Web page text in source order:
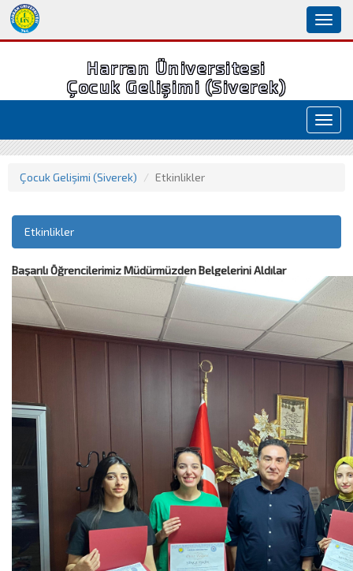
Harran Üniversitesi
Çocuk Gelişimi (Siverek)
Çocuk Gelişimi (Siverek) Etkinlikler
Etkinlikler
Başarılı Öğrencilerimiz Müdürmüzden Belgelerini Aldılar